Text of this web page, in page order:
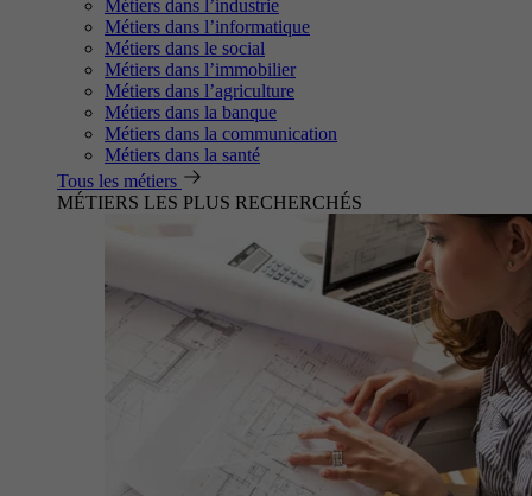
Métiers dans l’industrie
Métiers dans l’informatique
Métiers dans le social
Métiers dans l’immobilier
Métiers dans l’agriculture
Métiers dans la banque
Métiers dans la communication
Métiers dans la santé
Tous les métiers
MÉTIERS LES PLUS RECHERCHÉS